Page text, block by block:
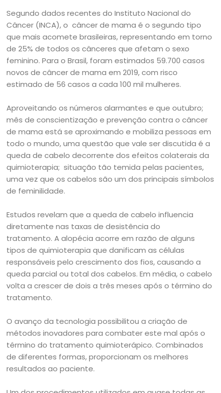
Segundo dados recentes do Instituto Nacional do
Câncer (INCA), o câncer de mama é o segundo tipo
que mais acomete brasileiras, representando em torno
de 25% de todos os cânceres que afetam o sexo
feminino. Para o Brasil, foram estimados 59.700 casos
novos de câncer de mama em 2019, com risco
estimado de 56 casos a cada 100 mil mulheres.
Aproveitando os números alarmantes e que outubro;
mês de conscientização e prevenção contra o câncer
de mama está se aproximando e mobiliza pessoas em
todo o mundo, uma questão que vale ser discutida é a
queda de cabelo decorrente dos efeitos colaterais da
quimioterapia; situação tão temida pelas pacientes,
uma vez que os cabelos são um dos principais símbolos
de feminilidade.
Estudos revelam que a queda de cabelo influencia
diretamente nas taxas de desistência do
tratamento. A alopécia acorre em razão de alguns
tipos dequimioterapia que danificam as células
responsáveis pelo crescimento dos fios, causando a
queda parcial ou total dos cabelos. Em média, o cabelo
volta a crescer de dois a três meses após o término do
tratamento.
O avanço da tecnologia possibilitou a criação de
métodos inovadores para combater este mal após o
término do tratamento quimioterápico. Combinados
de diferentes formas, proporcionam os melhores
resultados ao paciente.